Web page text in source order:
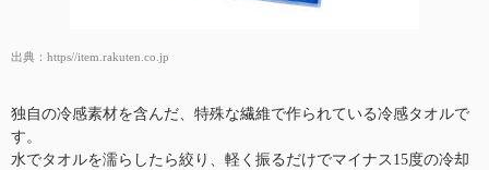
出典： https//item.rakuten.co.jp
独自の冷感素材を含んだ、特殊な繊維で作られている冷感タオルで
す。
水でタオルを濡らしたら絞り、軽く振るだけでマイナス15度の冷却